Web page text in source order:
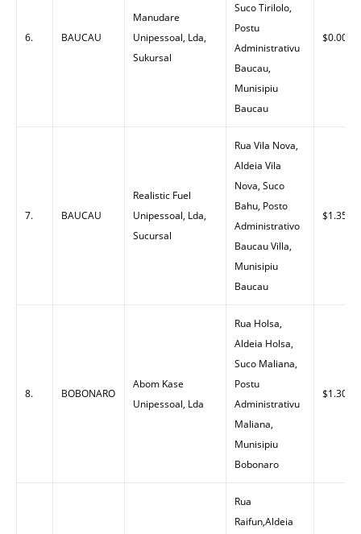
6. BAUCAU
Manudare
Unipessoal, Lda,
Sukursal
Suco Tirilolo,
Postu
Administrativu
Baucau,
Munisipiu
Baucau
$0.00
7. BAUCAU
Realistic Fuel
Unipessoal, Lda,
Sucursal
Rua Vila Nova,
Aldeia Vila
Nova, Suco
Bahu, Posto
Administrativo
Baucau Villa,
Munisipiu
Baucau
$1.35
8. BOBONARO
Abom Kase
Unipessoal, Lda
Rua Holsa,
Aldeia Holsa,
Suco Maliana,
Postu
Administrativu
Maliana,
Munisipiu
Bobonaro
$1.30
Rua
Raifun,Aldeia